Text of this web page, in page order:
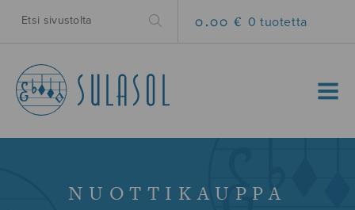
0.00 € 0 tuotetta
MENU
NUOTTIKAUPPA